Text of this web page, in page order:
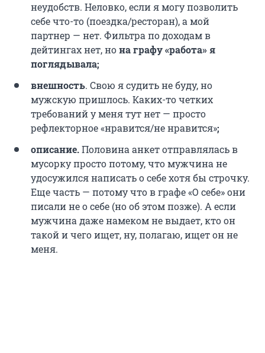
неудобств. Неловко, если я могу позволить
себе что-то (поездка/ресторан), а мой
партнер — нет. Фильтра по доходам в
дейтингах нет, нона графу «работа» я
поглядывала;
внешность. Свою я судить не буду, но
мужскую пришлось. Каких-то четких
требований у меня тут нет — просто
рефлекторное «нравится/не нравится»;
описание.Половина анкет отправлялась в
мусорку просто потому, что мужчина не
удосужился написать о себе хотя бы строчку.
Еще часть — потому что в графе «О себе» они
писали не о себе (но об этом позже). А если
мужчина даже намеком не выдает, кто он
такой и чего ищет, ну, полагаю, ищет он не
меня.